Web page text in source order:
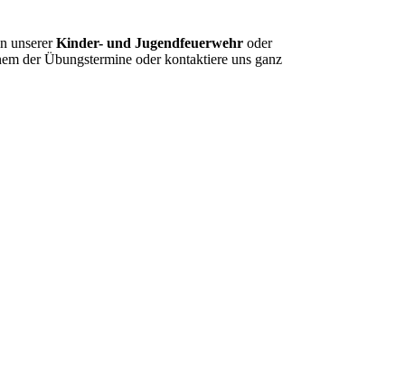
unsererKinder- und Jugendfeuerwehr oder
der Übungstermine oder kontaktiere uns ganz